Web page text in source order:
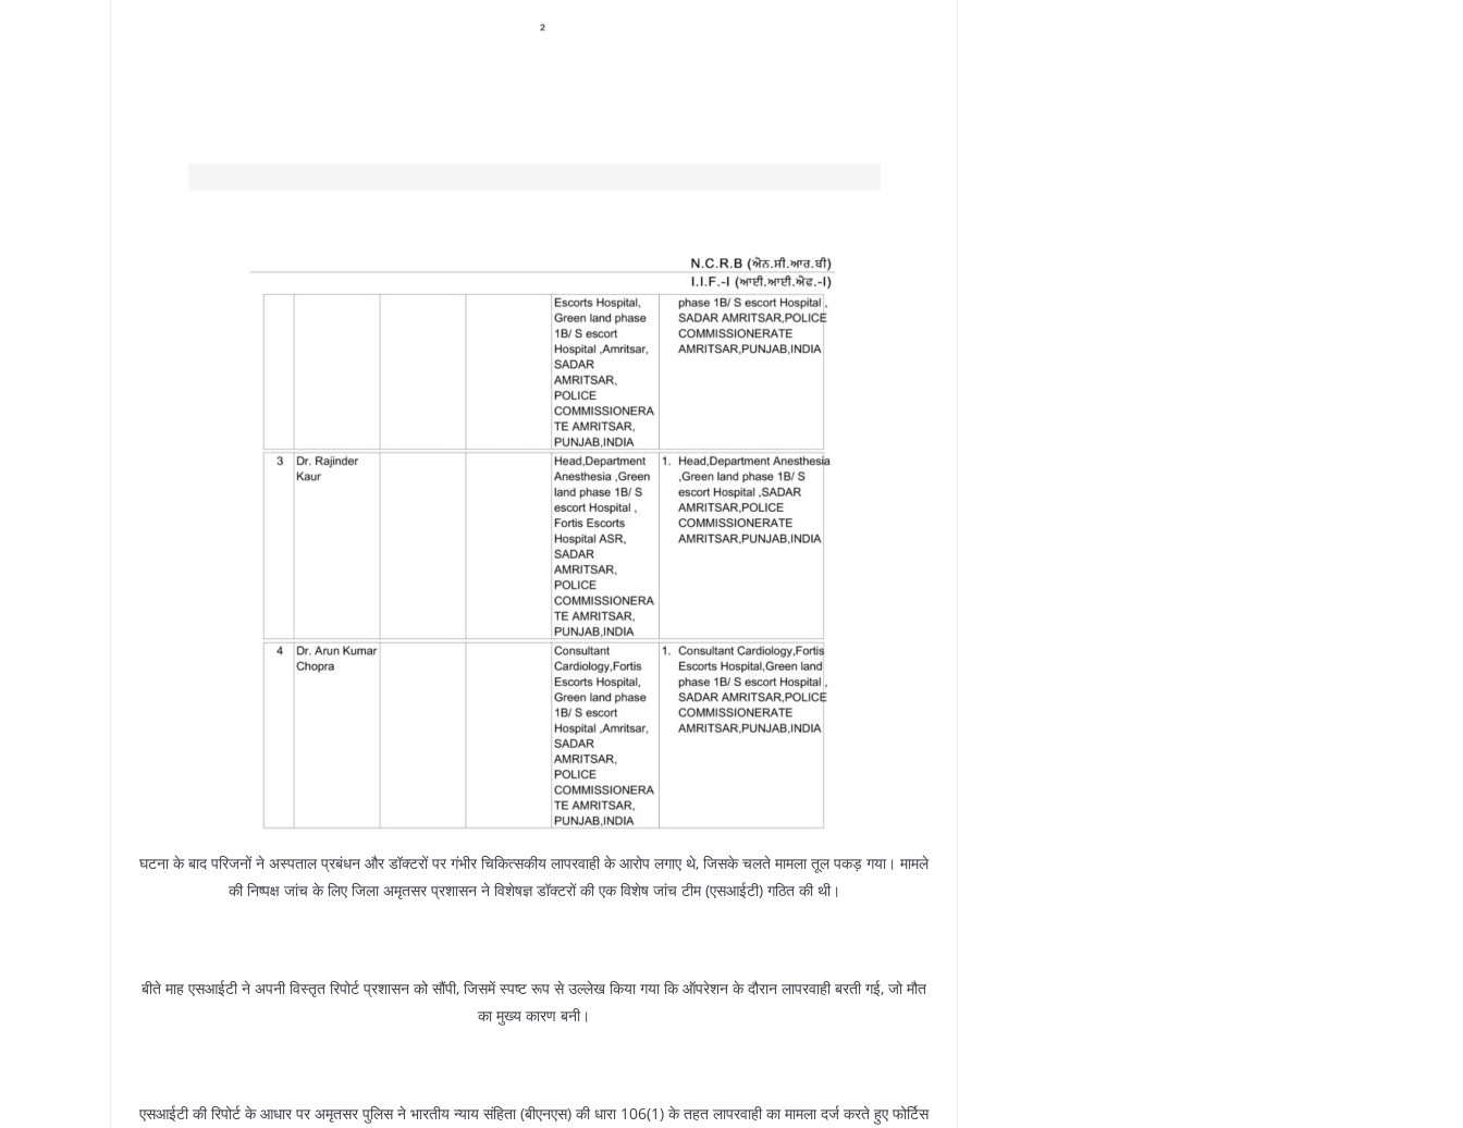
घटना के बाद परिजनों ने अस्पताल प्रबंधन और डॉक्टरों पर गंभीर चिकित्सकीय लापरवाही के आरोप लगाए थे, जिसके चलते मामला तूल पकड़ गया। मामले
की निष्पक्ष जांच के लिए जिला अमृतसर प्रशासन ने विशेषज्ञ डॉक्टरों की एक विशेष जांच टीम (एसआईटी) गठित की थी।
बीते माह एसआईटी ने अपनी विस्तृत रिपोर्ट प्रशासन को सौंपी, जिसमें स्पष्ट रूप से उल्लेख किया गया कि ऑपरेशन के दौरान लापरवाही बरती गई, जो मौत
का मुख्य कारण बनी।
एसआईटी की रिपोर्ट के आधार पर अमृतसर पुलिस ने भारतीय न्याय संहिता (बीएनएस) की धारा 106(1) के तहत लापरवाही का मामला दर्ज करते हुए फोर्टिस